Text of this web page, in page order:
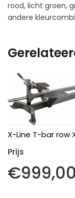
rood, licht groen,
andere
X-Line T-bar row
€999,00